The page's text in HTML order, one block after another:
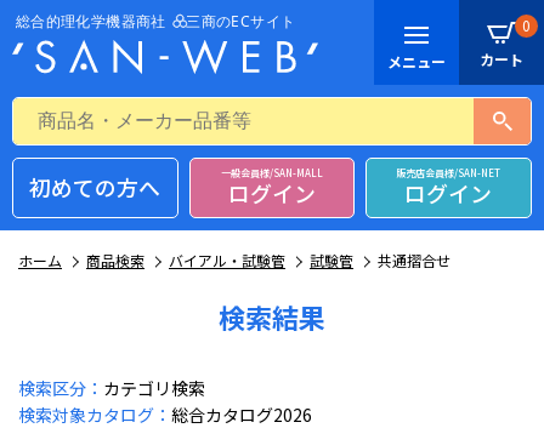
0
初めての方へ 一般会員様/SAN-MALL
ログイン
販売店会員様/SAN-NET
ログイン
ホーム 商品検索 バイアル・試験管 試験管 共通摺合せ
検索結果
検索区分： カテゴリ検索
検索対象カタログ： 総合カタログ2026